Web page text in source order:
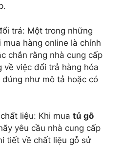
trả: Một trong những
hàng online là chính
chắn rằng nhà cung cấp
về việc đổi trả hàng hóa
như mô tả hoặc có
liệu: Khi mua tủ gỗ
yêu cầu nhà cung cấp
tiết về chất liệu gỗ sử